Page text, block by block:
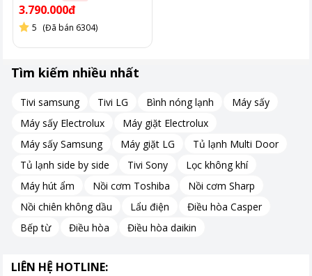
năng mà còn giảm thiểu chi phí hóa đơn hàng tháng cho gia
đình.
Bạn có thể yên tâm rằng máy sấy sẽ hoạt động hiệu quả mà
3.790.000đ
5 (Đã bán 6304)
Tìm kiếm nhiều nhất
Tivi samsung Tivi LG Bình nóng lạnh
Máy sấy
Máy sấy Electrolux
Máy giặt Electrolux
Máy sấy Samsung
Máy giặt LG
Tủ lạnh Multi Door
Tủ lạnh side by side
Tivi Sony
Lọc không khí
Máy hút ẩm
Nồi cơm Toshiba
Nồi cơm Sharp
Nồi chiên không dầu
Lẩu điện
Điều hòa Casper
Bếp từ
Điều hòa Điều hòa daikin
LIÊN HỆ HOTLINE: